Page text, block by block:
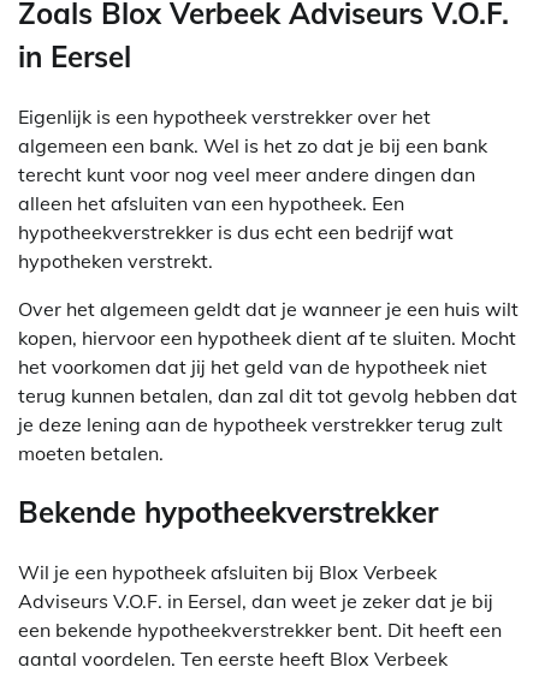
Zoals Blox Verbeek Adviseurs V.O.F.
in Eersel
Eigenlijk is een hypotheek verstrekker over het
algemeen een bank. Wel is het zo dat je bij een bank
terecht kunt voor nog veel meer andere dingen dan
alleen het afsluiten van een hypotheek. Een
hypotheekverstrekker is dus echt een bedrijf wat
hypotheken verstrekt.
Over het algemeen geldt dat je wanneer je een huis wilt
kopen, hiervoor een hypotheek dient af te sluiten. Mocht
het voorkomen dat jij het geld van de hypotheek niet
terug kunnen betalen, dan zal dit tot gevolg hebben dat
je deze lening aan de hypotheek verstrekker terug zult
moeten betalen.
Bekende hypotheekverstrekker
Wil je een hypotheek afsluiten bij Blox Verbeek
Adviseurs V.O.F. in Eersel, dan weet je zeker dat je bij
een bekende hypotheekverstrekker bent. Dit heeft een
aantal voordelen. Ten eerste heeft Blox Verbeek